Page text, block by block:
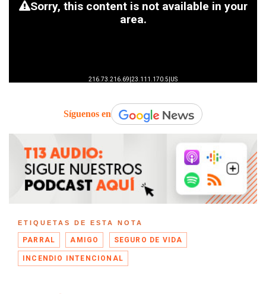
Síguenos en
ETIQUETAS DE ESTA NOTA
PARRAL AMIGO SEGURO DE VIDA
INCENDIO INTENCIONAL